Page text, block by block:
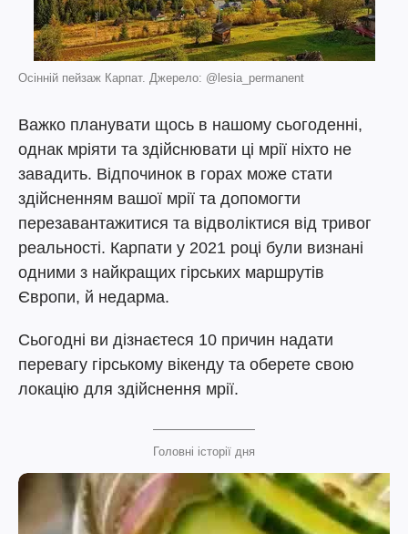
Осінній пейзаж Карпат. Джерело: @lesia_permanent
Важко планувати щось в нашому сьогоденні,
однак мріяти та здійснювати ці мрії ніхто не
завадить. Відпочинок в горах може стати
здійсненням вашої мрії та допомогти
перезавантажитися та відволіктися від тривог
реальності. Карпати у 2021 році були визнані
одними з найкращих гірських маршрутів
Європи, й недарма.
Сьогодні ви дізнаєтеся 10 причин надати
перевагу гірському вікенду та оберете свою
локацію для здійснення мрії.
Головні історії дня